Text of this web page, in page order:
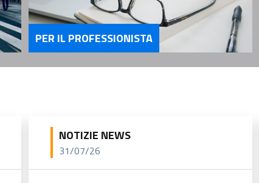
Servizi Per il Professionista
PER IL PROFESSIONISTA
NOTIZIE NEWS
31/07/26